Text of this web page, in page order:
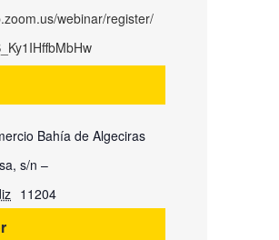
webinar/register/
Bahía de Algeciras
s/n –
11204